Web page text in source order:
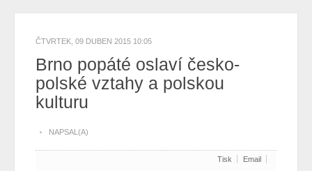
Info z města
Pro ženy
Ostatní
ČTVRTEK, 09 DUBEN 2015 10:05
Brno popáté oslaví česko-
polské vztahy a polskou
kulturu
NAPSAL(A)
Tisk Email